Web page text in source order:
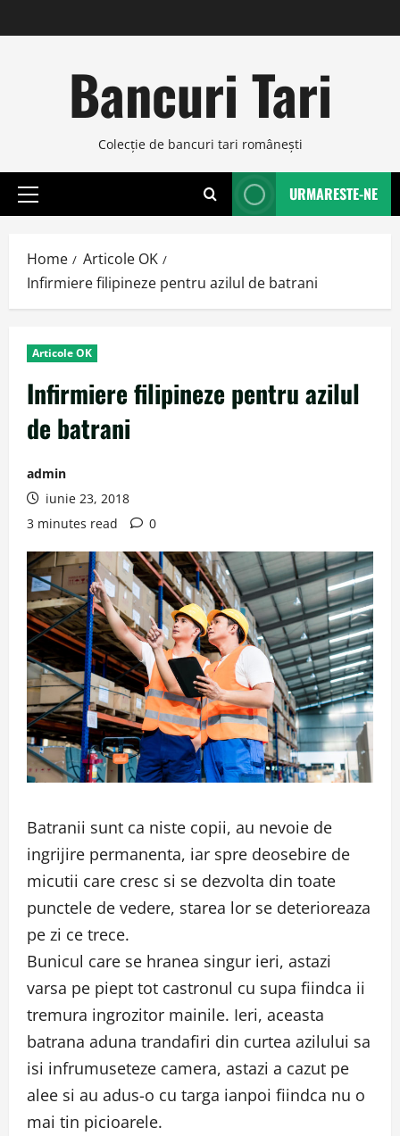
to
Bancuri Tari
Colecţie de bancuri tari româneşti
Primary
URMARESTE-NE
Home
Articole OK
Infirmiere filipineze pentru azilul de batrani
Articole OK
Infirmiere filipineze pentru azilul
de batrani
admin
iunie 23, 2018
3 minutes read
0
Batranii sunt ca niste copii, au nevoie de
ingrijire permanenta, iar spre deosebire de
micutii care cresc si se dezvolta din toate
punctele de vedere, starea lor se deterioreaza
pe zi ce trece.
Bunicul care se hranea singur ieri, astazi
varsa pe piept tot castronul cu supa fiindca ii
tremura ingrozitor mainile. Ieri, aceasta
batrana aduna trandafiri din curtea azilului sa
isi infrumuseteze camera, astazi a cazut pe
alee si au adus-o cu targa ianpoi fiindca nu o
mai tin picioarele.